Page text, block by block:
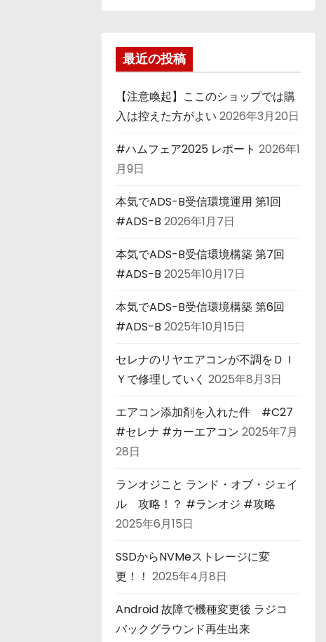
最近の投稿
【注意喚起】ここのショップでは購
入は控えた方がよい 2026年3月20日
#ハムフェア2025 レポート 2026年1
月9日
本気でADS-B受信環境運用 第1回
#ADS-B 2026年1月7日
本気でADS-B受信環境構築 第7回
#ADS-B 2025年10月17日
本気でADS-B受信環境構築 第6回
#ADS-B 2025年10月15日
セレナのリヤエアコンが不調をＤＩ
Ｙで修理していく 2025年8月3日
エアコン添加剤を入れた件 #C27
#セレナ #カーエアコン 2025年7月
28日
ランオジこと ランド・オブ・ジェイ
ル 攻略！？ #ランオジ #攻略
2025年6月15日
SSDからNVMeストレージに変
更！！ 2025年4月8日
Android 故障で機種変更後 ラジコ
バックグラウンド再生出来